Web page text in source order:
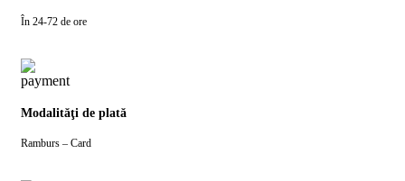
În 24-72 de ore
Modalităţi de plată
Ramburs – Card